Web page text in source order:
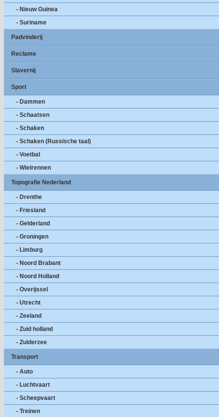
- Nieuw Guinea
- Suriname
Padvinderij
Reclame
Slavernij
Sport
- Dammen
- Schaatsen
- Schaken
- Schaken (Russische taal)
- Voetbal
- Wielrennen
Topografie Nederland
- Drenthe
- Friesland
- Gelderland
- Groningen
- Limburg
- Noord Brabant
- Noord Holland
- Overijssel
- Utrecht
- Zeeland
- Zuid holland
- Zuiderzee
Transport
- Auto
- Luchtvaart
- Scheepvaart
- Treinen